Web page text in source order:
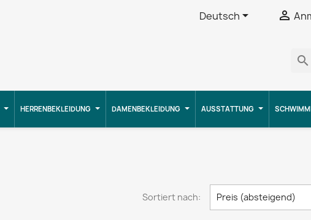
Deutsch 
search
HERRENBEKLEIDUNG DAMENBEKLEIDUNG AUSSTATTUNG
Sortiert nach: Preis (absteigend)